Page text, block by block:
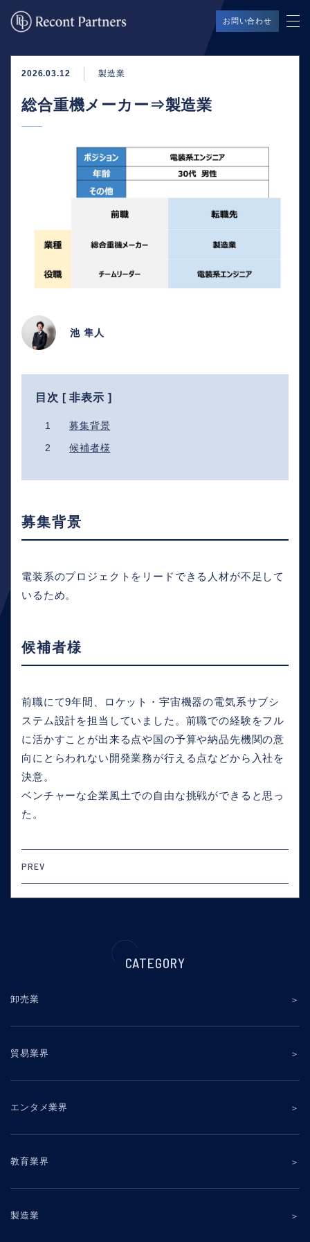
お問い合わせ
2026.03.12 製造業
総合重機メーカー⇒製造業
池 隼人
目次 [非表示 ]
1
募集背景
2
候補者様
募集背景
電装系のプロジェクトをリードできる人材が不足して
いるため。
候補者様
前職にて9年間、ロケット・宇宙機器の電気系サブシ
ステム設計を担当していました。前職での経験をフル
に活かすことが出来る点や国の予算や納品先機関の意
向にとらわれない開発業務が行える点などから入社を
決意。
ベンチャーな企業風土での自由な挑戦ができると思っ
た。
PREV
CATEGORY
卸売業
貿易業界
エンタメ業界
教育業界
製造業